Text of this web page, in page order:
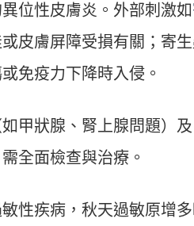
位性皮膚炎。外部刺激如
皮膚屏障受損有關；寄
免疫力下降時入侵。
甲狀腺、腎上腺問題）
全面檢查與治療。
性疾病，秋天過敏原增